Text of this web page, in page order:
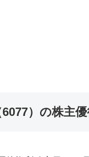
）の株主